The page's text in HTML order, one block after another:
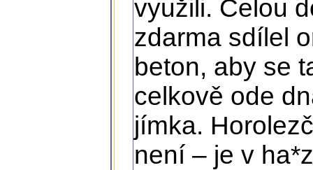
využili. Celou
zdarma sdílel
beton, aby se
celkově ode
jímka.
není – je v